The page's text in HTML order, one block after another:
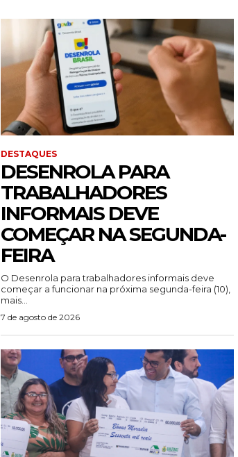
DESTAQUES
DESENROLA PARA
TRABALHADORES
INFORMAIS DEVE
COMEÇAR NA SEGUNDA-
FEIRA
O Desenrola para trabalhadores informais deve
começar a funcionar na próxima segunda-feira (10),
mais...
7 de agosto de 2026